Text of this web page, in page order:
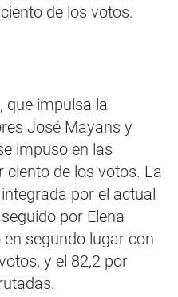
de los votos.
que impulsa la
José Mayans y
impuso en las
ciento de los votos. La
por el actual
por Elena
segundo lugar con
y el 82,2 por